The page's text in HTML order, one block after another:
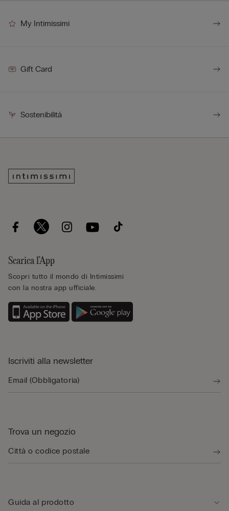
My Intimissimi
Gift Card
Sostenibilità
Scarica l’App
Scopri tutto il mondo di Intimissimi
con la nostra app ufficiale.
Iscriviti alla newsletter
Trova un negozio
Guida al prodotto